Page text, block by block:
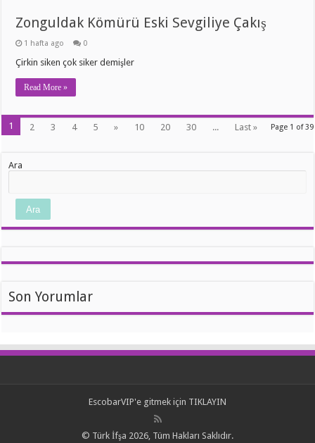
Zonguldak Kömürü Eski Sevgiliye Çakış
1 hafta ago 0
Çirkin siken çok siker demişler
Read More »
Page 1 of 39
1 2 3 4 5 » 10 20 30 ... Last »
Ara
Ara
Son Yorumlar
EscobarVIP'e gitmek için TIKLAYIN
© Türk İfşa 2026, Tüm Hakları Saklıdır.